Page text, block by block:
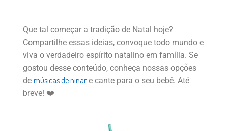
Que tal começar a tradição de Natal hoje?
Compartilhe essas ideias, convoque todo mundo e
viva o verdadeiro espírito natalino em família. Se
gostou desse conteúdo, conheça nossas opções
de músicas de ninar e cante para o seu bebê. Até
breve! ❤️